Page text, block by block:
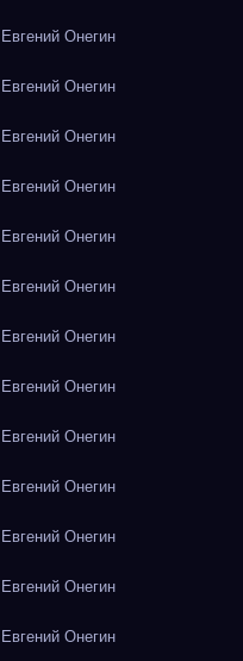
Онегин
Онегин
Онегин
Онегин
Онегин
Онегин
Онегин
Онегин
Онегин
Онегин
Онегин
Онегин
Онегин